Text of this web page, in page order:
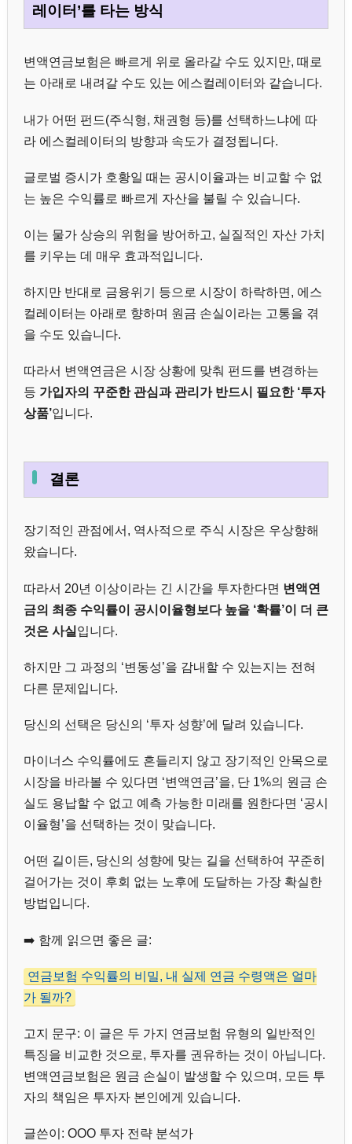
레이터’를 타는 방식
변액연금보험은 빠르게 위로 올라갈 수도 있지만, 때로
는 아래로 내려갈 수도 있는 에스컬레이터와 같습니다.
내가 어떤 펀드(주식형, 채권형 등)를 선택하느냐에 따
라 에스컬레이터의 방향과 속도가 결정됩니다.
글로벌 증시가 호황일 때는 공시이율과는 비교할 수 없
는 높은 수익률로 빠르게 자산을 불릴 수 있습니다.
이는 물가 상승의 위험을 방어하고, 실질적인 자산 가치
를 키우는 데 매우 효과적입니다.
하지만 반대로 금융위기 등으로 시장이 하락하면, 에스
컬레이터는 아래로 향하며 원금 손실이라는 고통을 겪
을 수도 있습니다.
따라서 변액연금은 시장 상황에 맞춰 펀드를 변경하는
등 가입자의 꾸준한 관심과 관리가 반드시 필요한 ‘투자
상품’입니다.
결론
장기적인 관점에서, 역사적으로 주식 시장은 우상향해
왔습니다.
따라서 20년 이상이라는 긴 시간을 투자한다면 변액연
금의 최종 수익률이 공시이율형보다 높을 ‘확률’이 더 큰
것은 사실 입니다.
하지만 그 과정의 ‘변동성’을 감내할 수 있는지는 전혀
다른 문제입니다.
당신의 선택은 당신의 ‘투자 성향’에 달려 있습니다.
마이너스 수익률에도 흔들리지 않고 장기적인 안목으로
시장을 바라볼 수 있다면 ‘변액연금’을, 단 1%의 원금 손
실도 용납할 수 없고 예측 가능한 미래를 원한다면 ‘공시
이율형’을 선택하는 것이 맞습니다.
어떤 길이든, 당신의 성향에 맞는 길을 선택하여 꾸준히
걸어가는 것이 후회 없는 노후에 도달하는 가장 확실한
방법입니다.
➡️ 함께 읽으면 좋은 글:
연금보험 수익률의 비밀, 내 실제 연금 수령액은 얼마
가 될까?
고지 문구: 이 글은 두 가지 연금보험 유형의 일반적인
특징을 비교한 것으로, 투자를 권유하는 것이 아닙니다.
변액연금보험은 원금 손실이 발생할 수 있으며, 모든 투
자의 책임은 투자자 본인에게 있습니다.
글쓴이: OOO 투자 전략 분석가